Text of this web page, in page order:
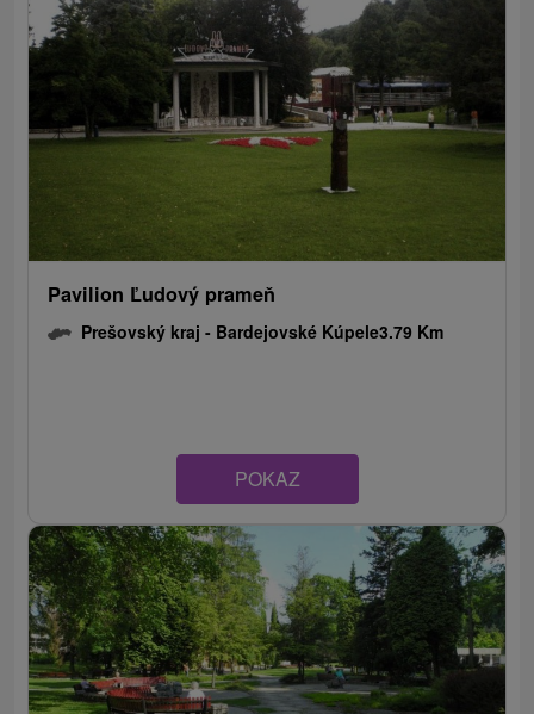
Pavilion Ľudový prameň
Prešovský kraj - Bardejovské Kúpele3.79 Km
POKAZ